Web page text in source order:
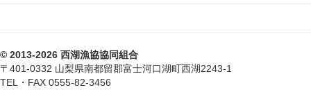
© 2013-2026 西湖漁協協同組合
〒401-0332 山梨県南都留郡富士河口湖町西湖2243-1
TEL・FAX 0555-82-3456